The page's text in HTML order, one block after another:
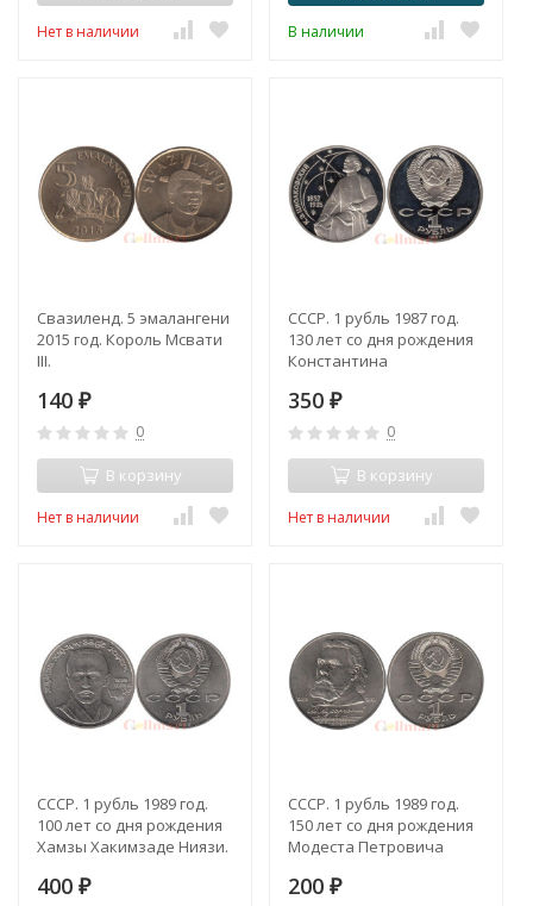
Нет в наличии В наличии
Свазиленд. 5 эмалангени
2015 год. Король Мсвати
III.
140 ₽
0
В корзину
Нет в наличии
СССР. 1 рубль 1987 год.
130 лет со дня рождения
Константина
Циолковского. (Рroof)
350 ₽
0
В корзину
Нет в наличии
СССР. 1 рубль 1989 год.
100 лет со дня рождения
Хамзы Хакимзаде Ниязи.
400 ₽
СССР. 1 рубль 1989 год.
150 лет со дня рождения
Модеста Петровича
200 ₽